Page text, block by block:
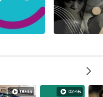
00:33 02:46